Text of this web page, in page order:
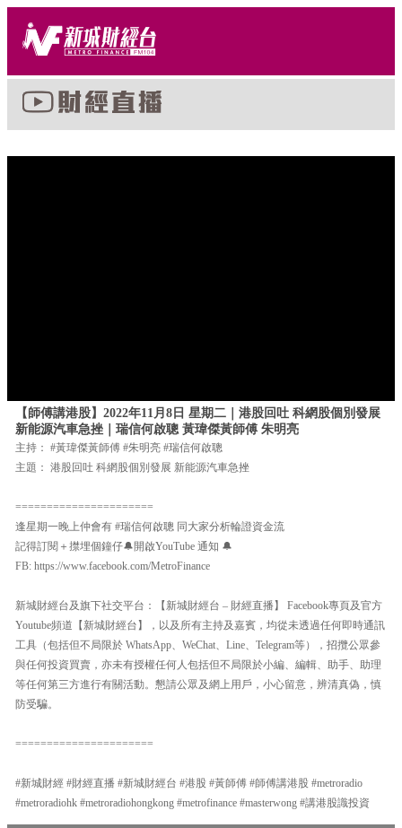
【師傅講港股】2022年11月8日 星期二｜港股回吐 科網股個別發展
新能源汽車急挫｜瑞信何啟聰 黃瑋傑黃師傅 朱明亮
主持： #黃瑋傑黃師傅 #朱明亮 #瑞信何啟聰
主題： 港股回吐 科網股個別發展 新能源汽車急挫
======================
逢星期一晚上仲會有 #瑞信何啟聰 同大家分析輪證資金流
記得訂閱＋㩒埋個鐘仔🔔開啟YouTube 通知 🔔
FB: https://www.facebook.com/MetroFinance
新城財經台及旗下社交平台：【新城財經台 – 財經直播】 Facebook專頁及官方
Youtube頻道【新城財經台】，以及所有主持及嘉賓，均從未透過任何即時通訊
工具（包括但不局限於 WhatsApp、WeChat、Line、Telegram等），招攬公眾參
與任何投資買賣，亦未有授權任何人包括但不局限於小編、編輯、助手、助理
等任何第三方進行有關活動。懇請公眾及網上用戶，小心留意，辨清真偽，慎
防受騙。
======================
#新城財經 #財經直播 #新城財經台 #港股 #黃師傅 #師傅講港股 #metroradio
#metroradiohk #metroradiohongkong #metrofinance #masterwong #講港股識投資